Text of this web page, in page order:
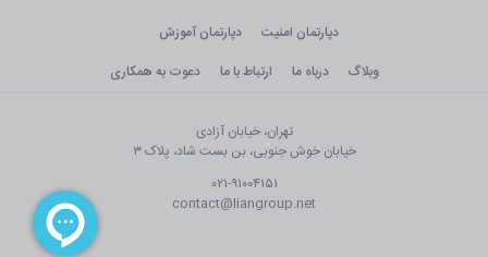
دپارتمان امنیت دپارتمان آموزش
وبلاگ درباه ما ارتباط با ما دعوت به همکاری
تهران، خیابان آزادی
خیابان خوش جنوبی، بن بست شاد، پلاک ۳
۰۲۱-۹۱۰۰۴۱۵۱
contact@liangroup.net